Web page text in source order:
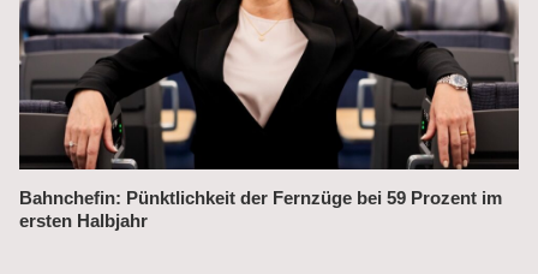
Alex fährt bis 2031 weiter auf der Strecke München–Prag